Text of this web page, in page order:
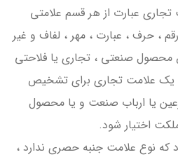
عبارت از هر قسم علامتی
، حرف ، عبارت ، مهر ، لفاف و غیر
محصول صنعتی ، تجاری یا فلاحتی
علامت تجاری برای تشخیص
یا ارباب صنعت و یا محصول
اختیار شود.
که نوع علامت جنبه حصری ندارد ،